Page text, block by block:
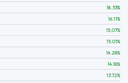
18.33%
16.11%
15.07%
15.01%
14.28%
14.18%
13.72%